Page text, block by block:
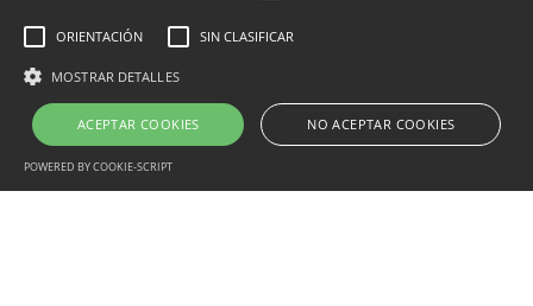
de referència de Warhammer a Lleida
Per Tàrrega Televisió 22, abril, 2026 - 08:10
ORIENTACIÓN SIN CLASIFICAR
MOSTRAR DETALLES
ACEPTAR COOKIES NO ACEPTAR COOKIES
POWERED BY COOKIE-SCRIPT